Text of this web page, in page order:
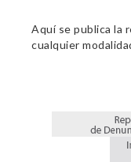
Aquí se publica la
cualquier